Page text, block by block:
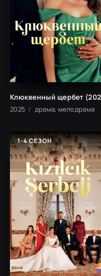
2025 драма, мелодрама
1-4 СЕЗОН